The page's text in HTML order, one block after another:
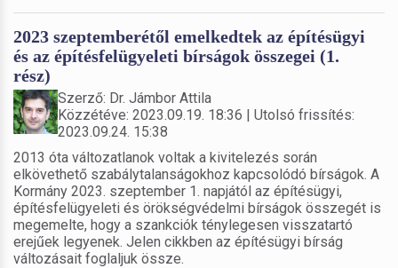
2023 szeptemberétől emelkedtek az építésügyi
és az építésfelügyeleti bírságok összegei (1.
rész)
Szerző: Dr. Jámbor Attila
Közzétéve: 2023.09.19. 18:36 | Utolsó frissítés:
2023.09.24. 15:38
2013 óta változatlanok voltak a kivitelezés során
elkövethető szabálytalanságokhoz kapcsolódó bírságok. A
Kormány 2023. szeptember 1. napjától az építésügyi,
építésfelügyeleti és örökségvédelmi bírságok összegét is
megemelte, hogy a szankciók ténylegesen visszatartó
erejűek legyenek. Jelen cikkben az építésügyi bírság
változásait foglaljuk össze.